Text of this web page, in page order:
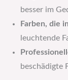
besser im
Farben, die
leuchtende
beschädigte